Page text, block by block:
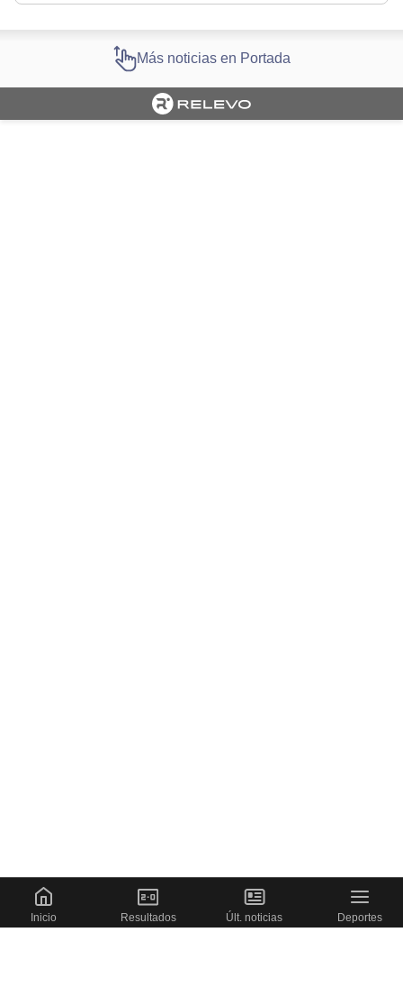
Más noticias en Portada
Inicio Resultados Últ. noticias Deportes